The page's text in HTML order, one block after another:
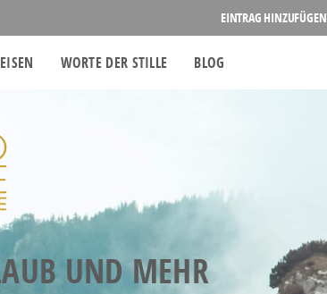
EINTRAG HINZUFÜGEN
WORTE DER STILLE BLOG
UND MEHR